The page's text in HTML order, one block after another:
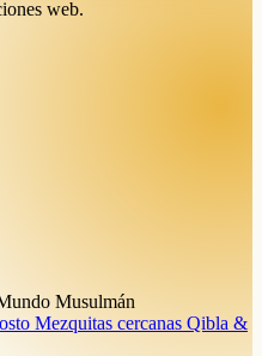
web.
Musulmán
Mezquitas cercanas Qibla &